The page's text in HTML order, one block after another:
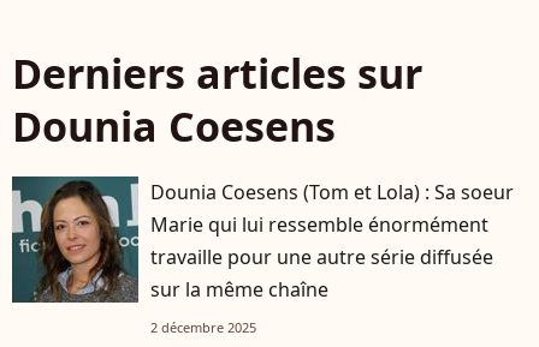
Derniers articles sur
Dounia Coesens
Dounia Coesens (Tom et Lola) : Sa soeur
Marie qui lui ressemble énormément
travaille pour une autre série diffusée
sur la même chaîne
2 décembre 2025